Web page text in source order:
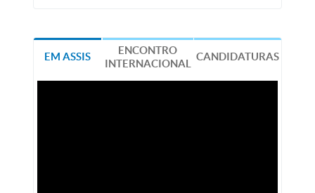
EM ASSIS
ENCONTRO
INTERNACIONAL
CANDIDATURAS